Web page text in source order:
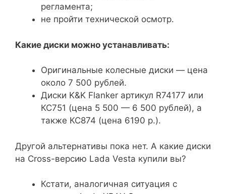
регламента;
не пройти технической осмотр.
Какие диски можно устанавливать:
Оригинальные колесные диски — цена
около 7 500 рублей.
Диски K&K Flanker артикул R74177 или
КС751 (цена 5 500 — 6 500 рублей), а
также КС874 (цена 6190 р.).
Другой альтернативы пока нет. А какие диски
на Cross-версию Lada Vesta купили вы?
Кстати, аналогичная ситуация с